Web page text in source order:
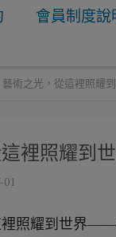
會員制度說
藝術之光，從這裡照耀
裡照耀到
01
裡照耀到世界